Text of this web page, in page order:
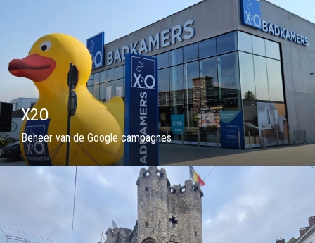
X2O
Beheer van de Google campagnes